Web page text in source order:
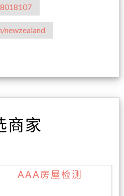
newzealand
商家
AAA房屋检测